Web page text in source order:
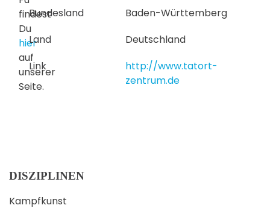
findest
Du
hier
auf
unserer
Seite.
Bundesland
Baden-Württemberg
Land
Deutschland
Link
http://www.tatort-
zentrum.de
DISZIPLINEN
Kampfkunst